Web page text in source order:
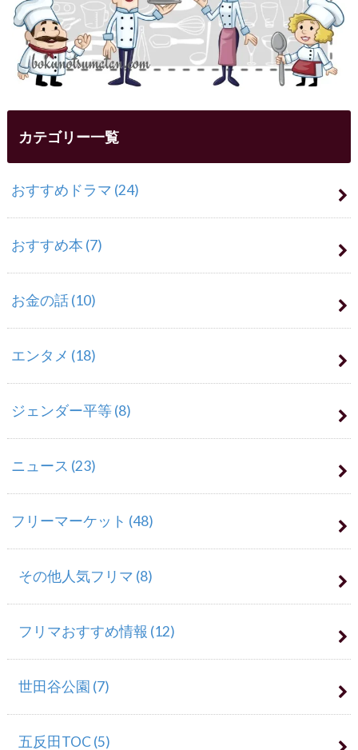
カテゴリー一覧
おすすめドラマ (24)
おすすめ本 (7)
お金の話(10)
エンタメ (18)
ジェンダー平等(8)
ニュース (23)
フリーマーケット (48)
その他人気フリマ (8)
フリマおすすめ情報 (12)
世田谷公園 (7)
五反田TOC(5)